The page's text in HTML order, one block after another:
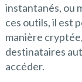
instantanés, ou
ces outils, il est
manière
destinataires
accéder.